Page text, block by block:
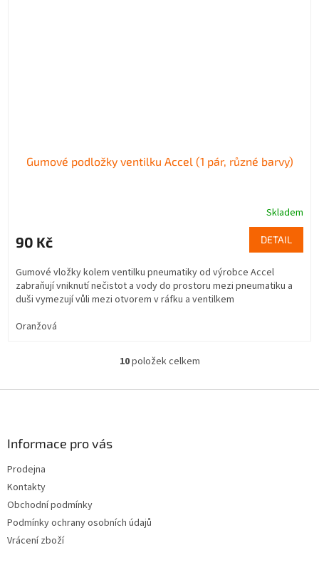
Gumové podložky ventilku Accel (1 pár, různé barvy)
Skladem
90 Kč DETAIL
Gumové vložky kolem ventilku pneumatiky od výrobce Accel
zabraňují vniknutí nečistot a vody do prostoru mezi pneumatiku a
duši vymezují vůli mezi otvorem v ráfku a ventilkem
Oranžová
O
l
10položek celkem
Informace pro vás
Prodejna
Kontakty
Obchodní podmínky
Podmínky ochrany osobních údajů
Vrácení zboží